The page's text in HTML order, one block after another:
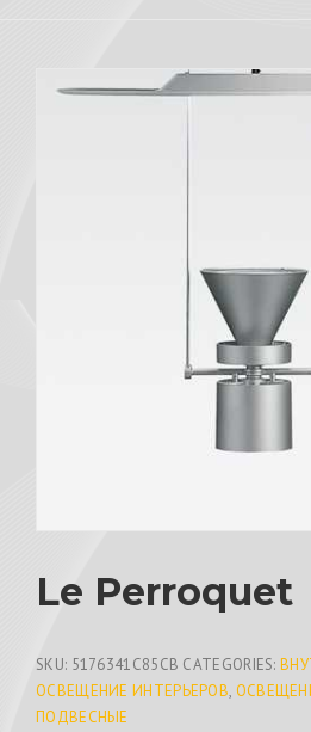
Le Perroquet
SKU: 5176341C85CB CATEGORIES:
ОСВЕЩЕНИЕ ИНТЕРЬЕРОВ,
ПОДВЕСНЫЕ